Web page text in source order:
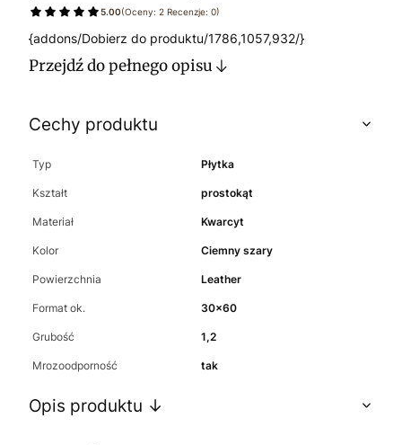
5.00(Oceny: 2 Recenzje: 0)
{addons/Dobierz do produktu/1786,1057,932/}
Przejdź do pełnego opisu
Cechy produktu
Typ Płytka
Kształt prostokąt
Materiał Kwarcyt
Kolor Ciemny szary
Powierzchnia Leather
Format ok. 30x60
Grubość 1,2
Mrozoodporność tak
Opis produktu ↓